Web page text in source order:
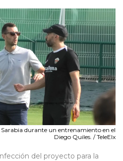
durante un entrenamiento en el
Diego Quiles. / TeleElx
del proyecto para la